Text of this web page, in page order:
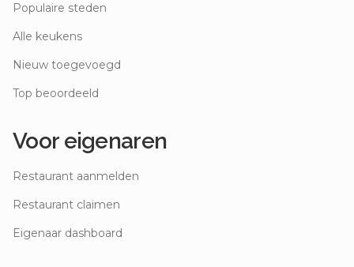
Populaire steden
Alle keukens
Nieuw toegevoegd
Top beoordeeld
Voor eigenaren
Restaurant aanmelden
Restaurant claimen
Eigenaar dashboard